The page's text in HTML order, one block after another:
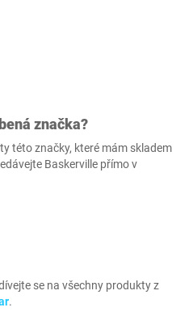
značka?
této značky, které mám skladem
Baskerville přímo v
se na všechny produkty z
.